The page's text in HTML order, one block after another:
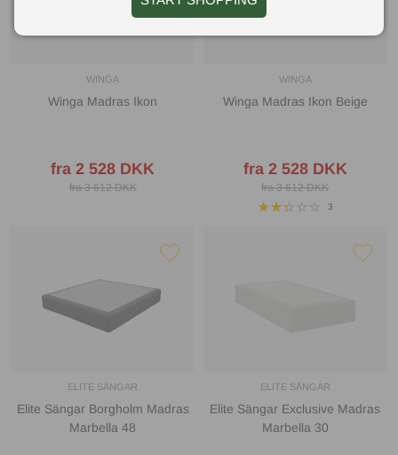
WINGA
Winga Madras Ikon
fra 2 528 DKK
fra 3 612 DKK
WINGA
Winga Madras Ikon Beige
fra 2 528 DKK
fra 3 612 DKK
3
ELITE SÄNGAR
Elite Sängar Borgholm Madras
Marbella 48
ELITE SÄNGAR
Elite Sängar Exclusive Madras
Marbella 30